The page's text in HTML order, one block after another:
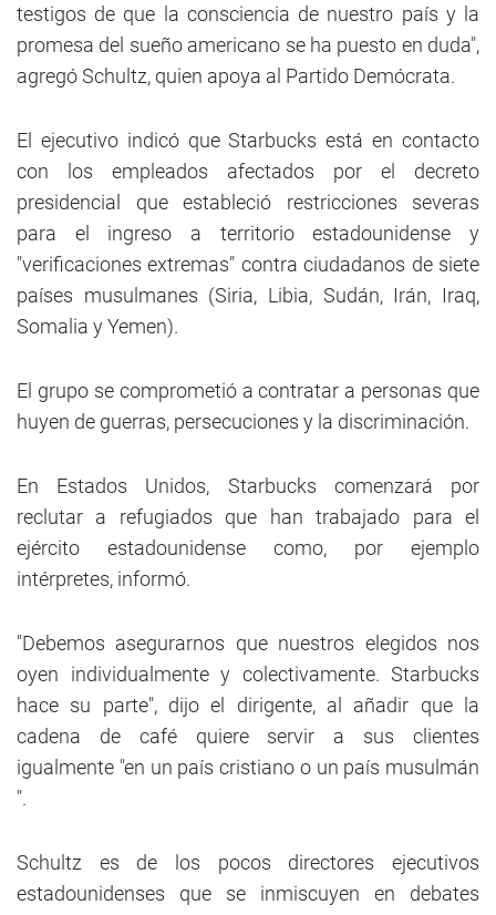
testigos de que la consciencia de nuestro país y la
promesa del sueño americano se ha puesto en duda",
agregó Schultz, quien apoya al Partido Demócrata.
El ejecutivo indicó que Starbucks está en contacto
con los empleados afectados por el decreto
presidencial que estableció restricciones severas
para el ingreso a territorio estadounidense y
"verificaciones extremas" contra ciudadanos de siete
países musulmanes (Siria, Libia, Sudán, Irán, Iraq,
Somalia y Yemen).
El grupo se comprometió a contratar a personas que
huyen de guerras, persecuciones y la discriminación.
En Estados Unidos, Starbucks comenzará por
reclutar a refugiados que han trabajado para el
ejército estadounidense como, por ejemplo
intérpretes, informó.
"Debemos asegurarnos que nuestros elegidos nos
oyen individualmente y colectivamente. Starbucks
hace su parte", dijo el dirigente, al añadir que la
cadena de café quiere servir a sus clientes
igualmente "en un país cristiano o un país musulmán
".
Schultz es de los pocos directores ejecutivos
estadounidenses que se inmiscuyen en debates